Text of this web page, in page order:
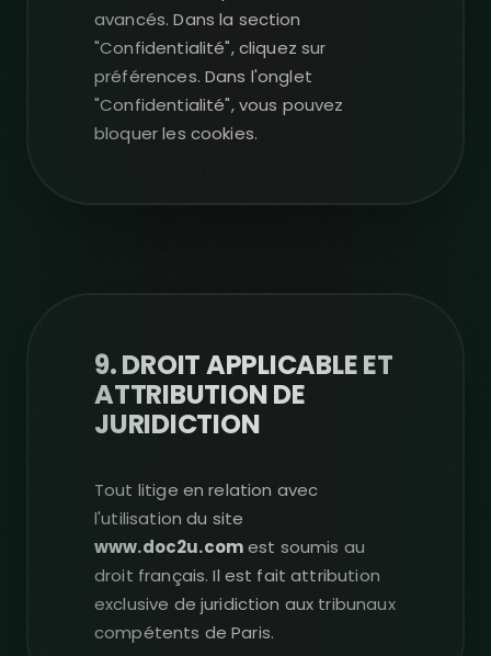
avancés. Dans la section
"Confidentialité", cliquez sur
préférences. Dans l'onglet
"Confidentialité", vous pouvez
bloquer les cookies.
9. DROIT APPLICABLE ET
ATTRIBUTION DE
JURIDICTION
Tout litige en relation avec
l'utilisation du site
www.doc2u.comest soumis au
droit français. Il est fait attribution
exclusive de juridiction aux tribunaux
compétents de Paris.